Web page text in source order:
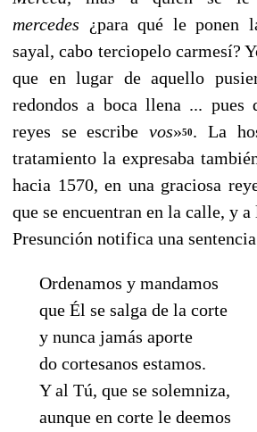
mercedes ¿para qué le ponen
sayal, cabo terciopelo carmesí?
que en lugar de aquello
redondos a boca llena ... pues
reyes se escribevos»50. La
tratamiento la expresaba
hacia 1570, en una graciosa
que se encuentran en la calle, y
Presunción notifica una
Ordenamos y mandamos
que Él se salga de la corte
y nunca jamás aporte
do cortesanos estamos.
Y al Tú, que se solemniza,
aunque en corte le deemos